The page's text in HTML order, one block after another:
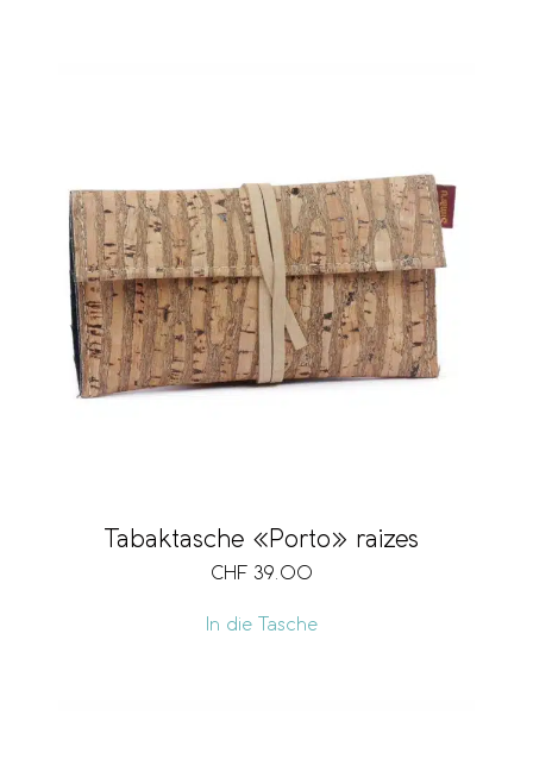
Tabaktasche «Porto» raizes
CHF 39.00
In die Tasche